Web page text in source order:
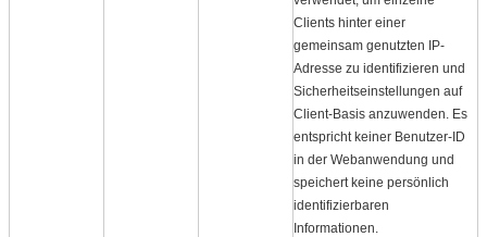
Clients hinter einer
gemeinsam genutzten IP-
Adresse zu identifizieren und
Sicherheitseinstellungen auf
Client-Basis anzuwenden. Es
entspricht keiner Benutzer-ID
in der Webanwendung und
speichert keine persönlich
identifizierbaren
Informationen.